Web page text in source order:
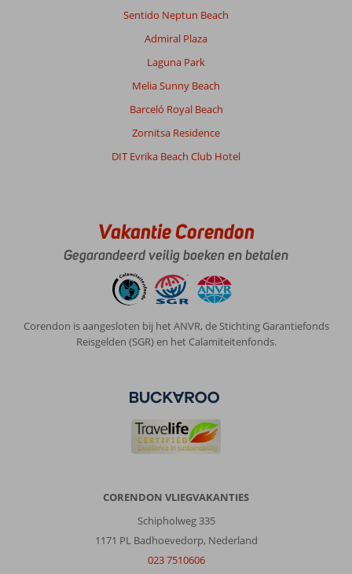
Sentido Neptun Beach
Admiral Plaza
Laguna Park
Melia Sunny Beach
Barceló Royal Beach
Zornitsa Residence
DIT Evrika Beach Club Hotel
Vakantie Corendon
Gegarandeerd veilig boeken en betalen
Corendon is aangesloten bij het ANVR, de Stichting Garantiefonds
Reisgelden (SGR) en het Calamiteitenfonds.
CORENDON VLIEGVAKANTIES
Schipholweg 335
1171 PL Badhoevedorp, Nederland
023 7510606